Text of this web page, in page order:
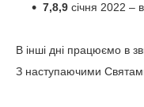
7,8,9 січня 2022 –
В інші дні працюємо в
З наступаючими